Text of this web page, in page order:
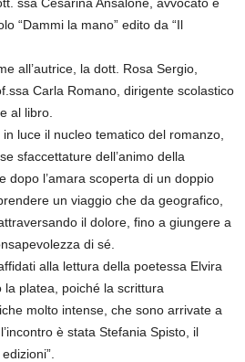
“Dammi la mano” edito da “Il
all’autrice, la dott. Rosa Sergio,
Carla Romano, dirigente scolastico
al libro.
luce il nucleo tematico del romanzo,
sfaccettature dell’animo della
dopo l’amara scoperta di un doppio
un viaggio che da geografico,
il dolore, fino a giungere a
di sé.
alla lettura della poetessa Elvira
platea, poiché la scrittura
molto intense, che sono arrivate a
è stata Stefania Spisto, il